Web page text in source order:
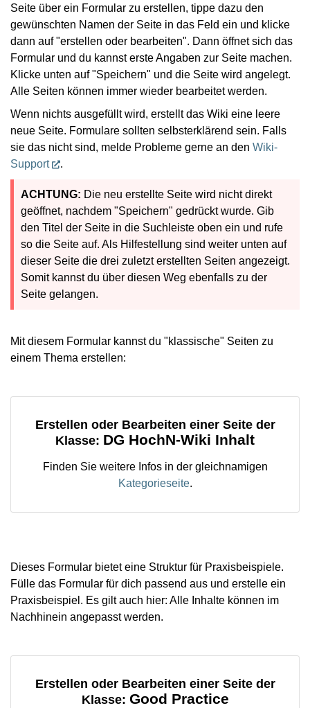
Seite über ein Formular zu erstellen, tippe dazu den
gewünschten Namen der Seite in das Feld ein und klicke
dann auf "erstellen oder bearbeiten". Dann öffnet sich das
Formular und du kannst erste Angaben zur Seite machen.
Klicke unten auf "Speichern" und die Seite wird angelegt.
Alle Seiten können immer wieder bearbeitet werden.
Wenn nichts ausgefüllt wird, erstellt das Wiki eine leere
neue Seite. Formulare sollten selbsterklärend sein. Falls
sie das nicht sind, melde Probleme gerne an den Wiki-
Support
.
ACHTUNG: Die neu erstellte Seite wird nicht direkt
geöffnet, nachdem "Speichern" gedrückt wurde. Gib
den Titel der Seite in die Suchleiste oben ein und rufe
so die Seite auf. Als Hilfestellung sind weiter unten auf
dieser Seite die drei zuletzt erstellten Seiten angezeigt.
Somit kannst du über diesen Weg ebenfalls zu der
Seite gelangen.
Mit diesem Formular kannst du "klassische" Seiten zu
einem Thema erstellen:
Erstellen oder Bearbeiten einer Seite der
Klasse: DG HochN-Wiki Inhalt
Finden Sie weitere Infos in der gleichnamigen
Kategorieseite.
Dieses Formular bietet eine Struktur für Praxisbeispiele.
Fülle das Formular für dich passend aus und erstelle ein
Praxisbeispiel. Es gilt auch hier: Alle Inhalte können im
Nachhinein angepasst werden.
Erstellen oder Bearbeiten einer Seite der
Klasse: Good Practice